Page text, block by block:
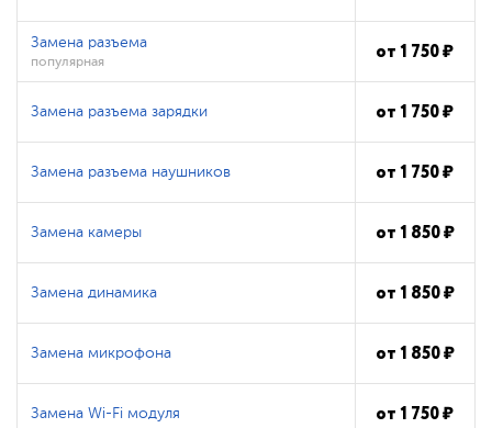
Замена разъема
популярная от1 750₽
Замена разъема зарядки от1 750₽
Замена разъема наушников от1 750₽
Замена камеры от1 850₽
Замена динамика от1 850₽
Замена микрофона от1 850₽
Замена Wi-Fi модуля от1 750₽